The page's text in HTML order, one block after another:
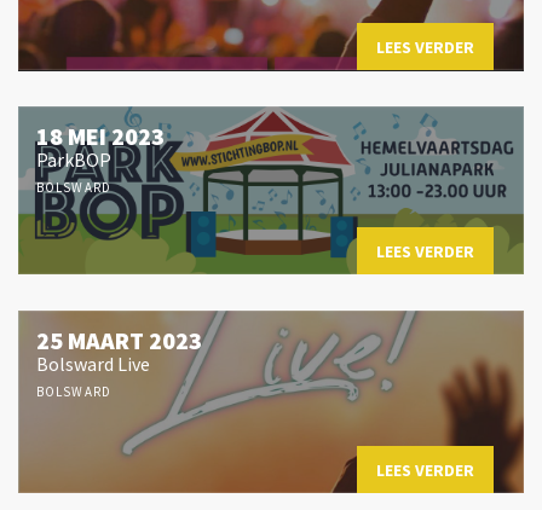
LEES VERDER
18 MEI 2023
ParkBOP
BOLSWARD
LEES VERDER
25 MAART 2023
Bolsward Live
BOLSWARD
LEES VERDER